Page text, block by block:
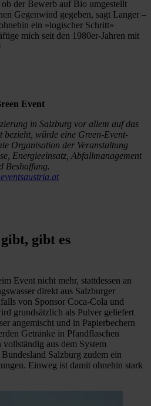
ob der Bewerb auf Bio umgestellt
Gegenwind gegeben, sagt Langer –
ein »logischer Schritt«
mich seit den 1980er-Jahren mit
Event
in Salzburg vor allem auf das
bezieht, würde eine Green-Event-
Organisation der Veranstaltung
Energieeinsatz, Abfallmanagement
Beshaffung.
gibt es
Event nicht mehr, stattdessen an
direkt aus Salzburger
von Sponsor Coca-Cola und
grundsätzlich als Pulver geliefert
angemischt und in Papierbechern
Getränke in Pfandflaschen
aus dem System
Salzburg zudem ein
Einweg ist damit ohnehin stark